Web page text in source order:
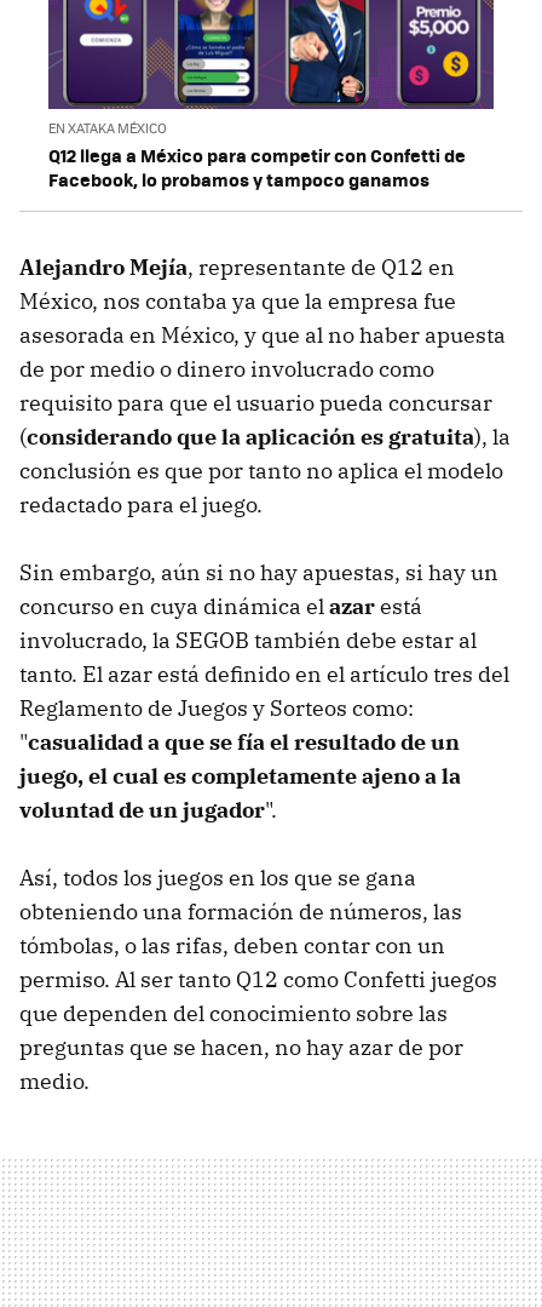
EN XATAKA MÉXICO
Q12 llega a México para competir con Confetti de
Facebook, lo probamos y tampoco ganamos
Alejandro Mejía, representante de Q12 en
México, nos contaba ya que la empresa fue
asesorada en México, y que al no haber apuesta
de por medio o dinero involucrado como
requisito para que el usuario pueda concursar
(considerando que la aplicación es gratuita), la
conclusión es que por tanto no aplica el modelo
redactado para el juego.
Sin embargo, aún si no hay apuestas, si hay un
concurso en cuya dinámica el azarestá
involucrado, la SEGOB también debe estar al
tanto. El azar está definido en el artículo tres del
Reglamento de Juegos y Sorteos como:
"casualidad a que se fía el resultado de un
juego, el cual es completamente ajeno a la
voluntad de un jugador".
Así, todos los juegos en los que se gana
obteniendo una formación de números, las
tómbolas, o las rifas, deben contar con un
permiso. Al ser tanto Q12 como Confetti juegos
que dependen del conocimiento sobre las
preguntas que se hacen, no hay azar de por
medio.